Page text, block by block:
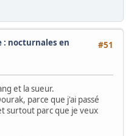
#51
: nocturnales en
et la sueur.
parce que j'ai passé
surtout parc que je veux